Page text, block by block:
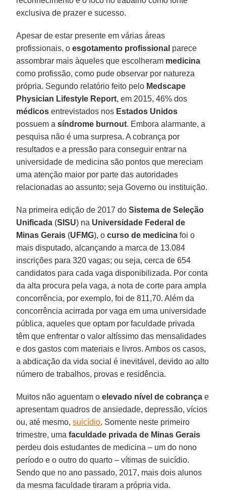
exclusiva de prazer e sucesso.
Apesar de estar presente em várias áreas
profissionais, oesgotamento profissional parece
assombrar mais àqueles que escolheram medicina
como profissão, como pude observar por natureza
própria. Segundo relatório feito pelo Medscape
Physician Lifestyle Report, em 2015, 46% dos
médicos entrevistados nos Estados Unidos
possuem asíndrome burnout. Embora alarmante, a
pesquisa não é uma surpresa. A cobrança por
resultados e a pressão para conseguir entrar na
universidade de medicina são pontos que mereciam
uma atenção maior por parte das autoridades
relacionadas ao assunto; seja Governo ou instituição.
Na primeira edição de 2017 doSistema de Seleção
Unificada (SISU) na Universidade Federal de
Minas Gerais (UFMG), o curso de medicina foi o
mais disputado, alcançando a marca de 13.084
inscrições para 320 vagas; ou seja, cerca de 654
candidatos para cada vaga disponibilizada. Por conta
da alta procura pela vaga, a nota de corte para ampla
concorrência, por exemplo, foi de 811,70. Além da
concorrência acirrada por vaga em uma universidade
pública, aqueles que optam por faculdade privada
têm que enfrentar o valor altíssimo das mensalidades
e dos gastos com materiais e livros. Ambos os casos,
a abdicação da vida social é inevitável, devido ao alto
número de trabalhos, provas e residência.
Muitos não aguentam oelevado nível de cobrança e
apresentam quadros de ansiedade, depressão, vícios
ou, até mesmo,suicídio. Somente neste primeiro
trimestre, umafaculdade privada de Minas Gerais
perdeu dois estudantes de medicina – um do nono
período e o outro do quarto – vítimas de suicídio.
Sendo que no ano passado, 2017, mais dois alunos
da mesma faculdade tiraram a própria vida.